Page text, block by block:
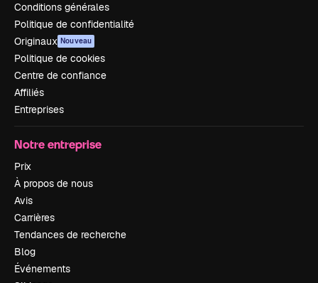
Conditions générales
Politique de confidentialité
Originaux Nouveau
Politique de cookies
Centre de confiance
Affiliés
Entreprises
Notre entreprise
Prix
À propos de nous
Avis
Carrières
Tendances de recherche
Blog
Événements